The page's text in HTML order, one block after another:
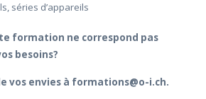
séries d’appareils
formation ne correspond pas
besoins?
vos envies à formations@o-i.ch.